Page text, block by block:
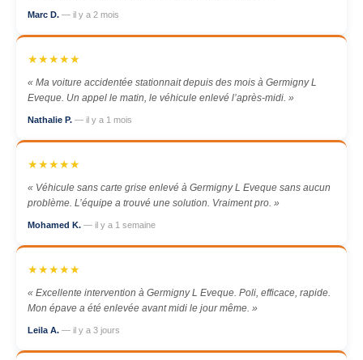
Marc D. — il y a 2 mois
★★★★★
« Ma voiture accidentée stationnait depuis des mois à Germigny L
Eveque. Un appel le matin, le véhicule enlevé l’après-midi. »
Nathalie P. — il y a 1 mois
★★★★★
« Véhicule sans carte grise enlevé à Germigny L Eveque sans aucun
problème. L’équipe a trouvé une solution. Vraiment pro. »
Mohamed K. — il y a 1 semaine
★★★★★
« Excellente intervention à Germigny L Eveque. Poli, efficace, rapide.
Mon épave a été enlevée avant midi le jour même. »
Leila A. — il y a 3 jours